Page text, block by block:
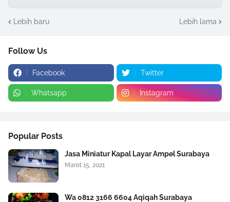
Lebih baru Lebih lama
Follow Us
Facebook Twitter
Whatsapp Instagram
Popular Posts
Jasa Miniatur Kapal Layar Ampel Surabaya
Maret 15, 2021
Wa 0812 3166 6604 Aqiqah Surabaya